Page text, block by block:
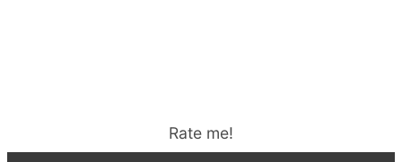
Rate me!